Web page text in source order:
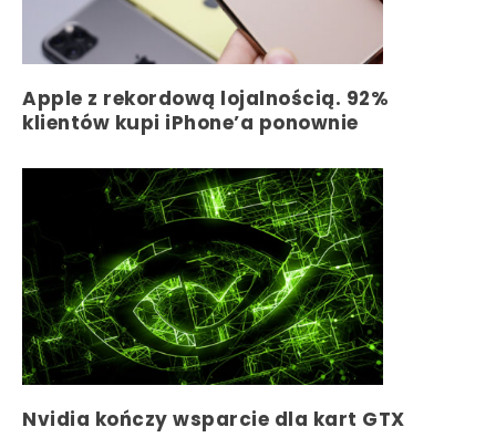
Apple z rekordową lojalnością. 92%
klientów kupi iPhone’a ponownie
Nvidia kończy wsparcie dla kart GTX